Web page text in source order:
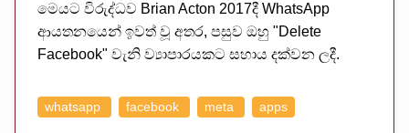
මෙයට විරුද්ධව Brian Acton 2017දී WhatsApp
ආයතනයෙන් ඉවත් වූ අතර, පසුව ඔහු "Delete
Facebook" වැනි ව්‍යාපාරයකට සහාය දක්වන ලදී.
whatsapp facebook meta apps